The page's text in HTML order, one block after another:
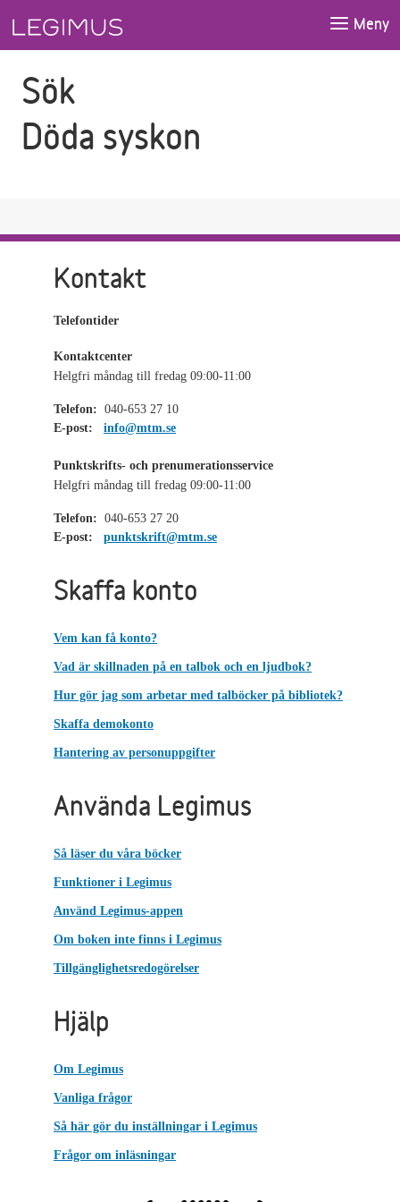
Meny
Sök
Döda syskon
Kontakt
Telefontider
Kontaktcenter
Helgfri måndag till fredag 09:00-11:00
Telefon: 040-653 27 10
E-post:
info@mtm.se
Punktskrifts- och prenumerationsservice
Helgfri måndag till fredag 09:00-11:00
Telefon: 040-653 27 20
E-post:
punktskrift@mtm.se
Skaffa konto
Vem kan få konto?
Vad är skillnaden på en talbok och en ljudbok?
Hur gör jag som arbetar med talböcker på bibliotek?
Skaffa demokonto
Hantering av personuppgifter
Använda Legimus
Så läser du våra böcker
Funktioner i Legimus
Använd Legimus-appen
Om boken inte finns i Legimus
Tillgänglighetsredogörelser
Hjälp
Om Legimus
Vanliga frågor
Så här gör du inställningar i Legimus
Frågor om inläsningar